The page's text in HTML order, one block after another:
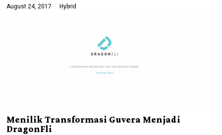
August 24, 2017 Hybrid
Menilik Transformasi Guvera Menjadi
DragonFli